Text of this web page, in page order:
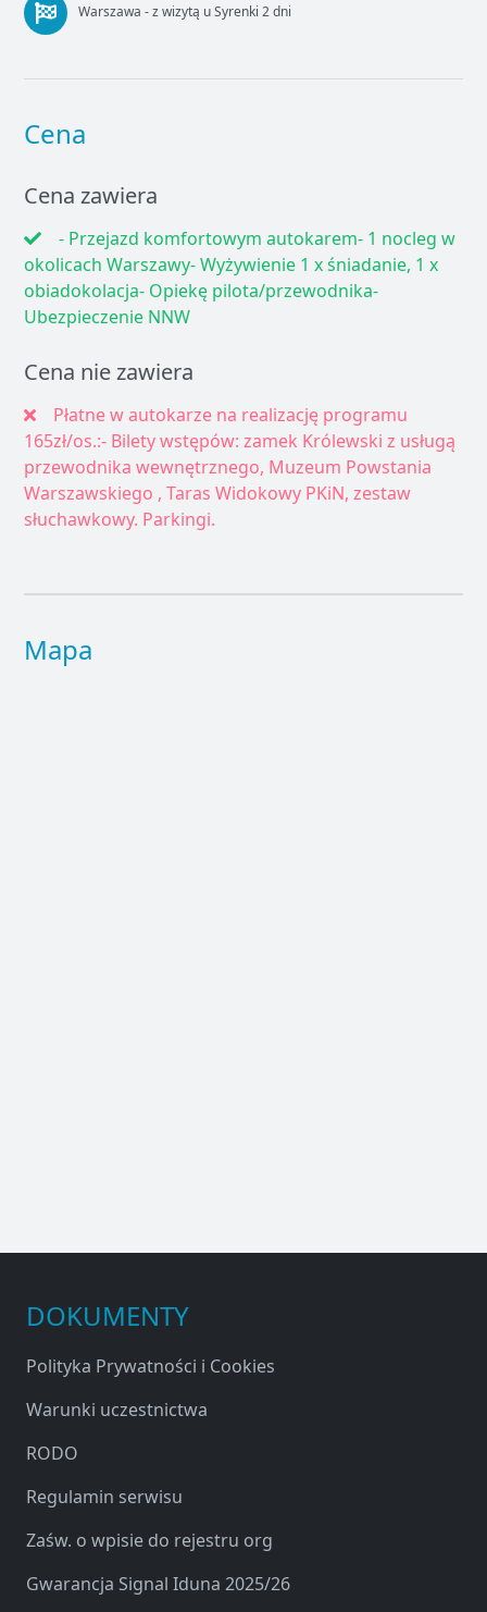
Warszawa - z wizytą u Syrenki 2 dni
Cena
Cena zawiera
- Przejazd komfortowym autokarem- 1 nocleg w
okolicach Warszawy- Wyżywienie 1 x śniadanie, 1 x
obiadokolacja- Opiekę pilota/przewodnika-
Ubezpieczenie NNW
Cena nie zawiera
Płatne w autokarze na realizację programu
165zł/os.:- Bilety wstępów: zamek Królewski z usługą
przewodnika wewnętrznego, Muzeum Powstania
Warszawskiego , Taras Widokowy PKiN, zestaw
słuchawkowy. Parkingi.
Mapa
DOKUMENTY
Polityka Prywatności i Cookies
Warunki uczestnictwa
RODO
Regulamin serwisu
Zaśw. o wpisie do rejestru org
Gwarancja Signal Iduna 2025/26